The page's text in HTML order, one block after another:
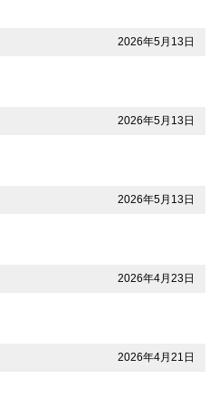
2026年5月13日
2026年5月13日
2026年5月13日
2026年4月23日
2026年4月21日